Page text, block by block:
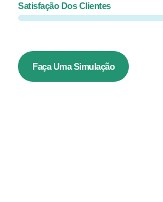
Satisfação Dos Clientes
Faça Uma Simulação